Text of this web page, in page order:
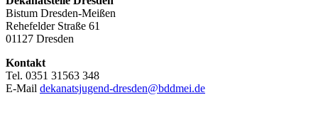
Bistum Dresden-Meißen
Rehefelder Straße 61
01127 Dresden
Kontakt
Tel. 0351 31563 348
E-Mail dekanatsjugend-dresden@bddmei.de